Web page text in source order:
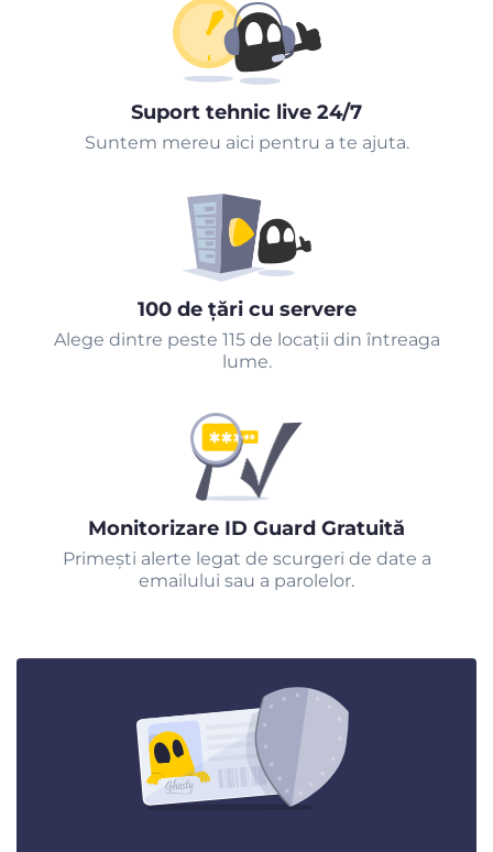
Suport tehnic live 24/7
Suntem mereu aici pentru a te ajuta.
100 de țări cu servere
Alege dintre peste 115 de locații din întreaga
lume.
Monitorizare ID Guard Gratuită
Primeşti alerte legat de scurgeri de date a
emailului sau a parolelor.